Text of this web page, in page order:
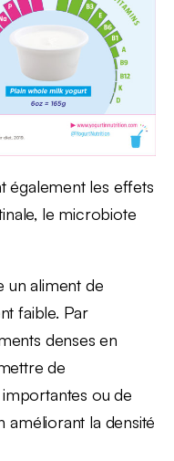
également les effets
le microbiote
un aliment de
faible. Par
denses en
de
ou de
améliorant la densité